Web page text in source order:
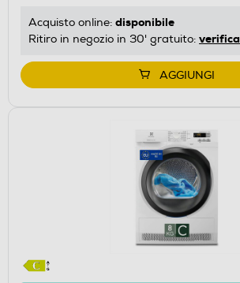
energetico
di
Youreko.
Acquisto online: disponibile
Ritiro in negozio in 30' gratuito: verifica
AGGIUNGI